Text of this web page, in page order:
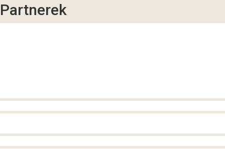
Partnerek